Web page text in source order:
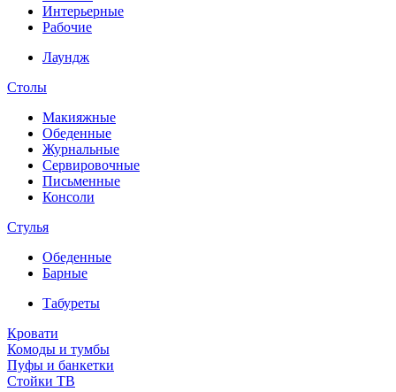
Интерьерные
Рабочие
Лаундж
Столы
Макияжные
Обеденные
Журнальные
Сервировочные
Письменные
Консоли
Стулья
Обеденные
Барные
Табуреты
Кровати
Комоды и тумбы
Пуфы и банкетки
Стойки ТВ